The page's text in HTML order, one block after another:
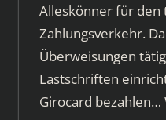
Alleskönner für den
Zahlungsverkehr.
Überweisungen
Lastschriften
Girocard bezahlen…